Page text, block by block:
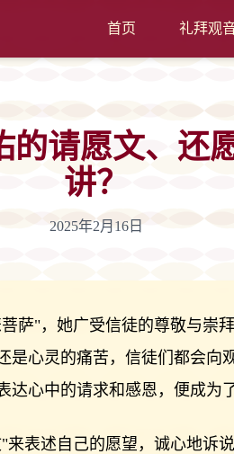
首页 礼拜观
的请愿文、还
讲？
2025年2月16日
萨"，她广受信徒的尊敬与崇
是心灵的痛苦，信徒们都会向
心中的请求和感恩，便成为
表述自己的愿望，诚心地诉